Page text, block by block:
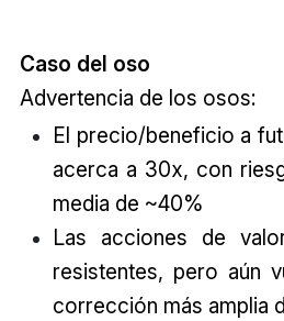
Caso del oso
Advertencia de los osos:
El precio/beneficio a
acerca a 30x, con
media de ~40%
Las acciones de
resistentes, pero aún
corrección más amplia